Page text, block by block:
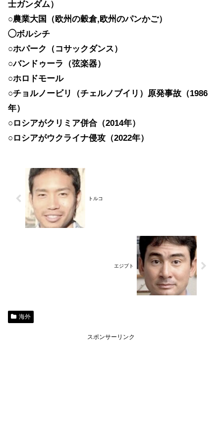
士ガンダム）
○農業大国（欧州の穀倉,欧州のパンかご）
◯ボルシチ
○ホパーク（コサックダンス）
○バンドゥーラ（弦楽器）
○ホロドモール
○チョルノービリ（チェルノブイリ）原発事故（1986
年）
○ロシアがクリミア併合（2014年）
○ロシアがウクライナ侵攻（2022年）
トルコ
エジプト
海外
スポンサーリンク